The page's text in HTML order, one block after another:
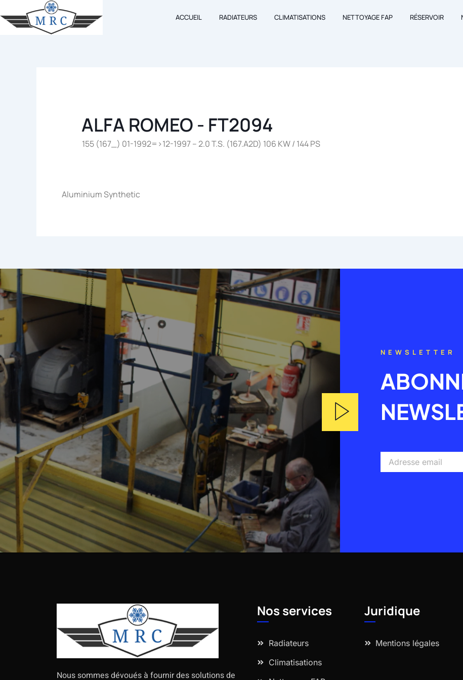
au
ACCUEIL RADIATEURS CLIMATISATIONS NETTOYAGE FAP RÉSERVOIR
ALFA ROMEO - FT2094
155 (167_) 01-1992=>12-1997 – 2.0 T.S. (167.A2D) 106 KW / 144 PS
Aluminium Synthetic
NEWSLETTER
email
Nous sommes dévoués à fournir des solutions de
Nos services
Radiateurs
Climatisations
Juridique
Mentions légales